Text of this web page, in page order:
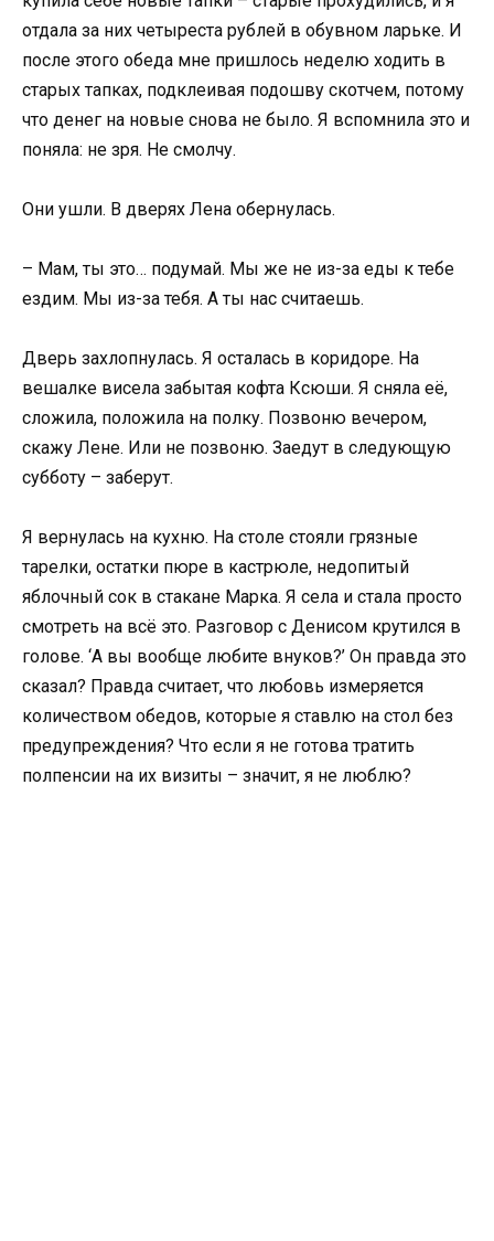
отдала за них четыреста рублей в обувном ларьке. И
после этого обеда мне пришлось неделю ходить в
старых тапках, подклеивая подошву скотчем, потому
что денег на новые снова не было. Я вспомнила это и
поняла: не зря. Не смолчу.
Они ушли. В дверях Лена обернулась.
– Мам, ты это… подумай. Мы же не из-за еды к тебе
ездим. Мы из-за тебя. А ты нас считаешь.
Дверь захлопнулась. Я осталась в коридоре. На
вешалке висела забытая кофта Ксюши. Я сняла её,
сложила, положила на полку. Позвоню вечером,
скажу Лене. Или не позвоню. Заедут в следующую
субботу – заберут.
Я вернулась на кухню. На столе стояли грязные
тарелки, остатки пюре в кастрюле, недопитый
яблочный сок в стакане Марка. Я села и стала просто
смотреть на всё это. Разговор с Денисом крутился в
голове. ‘А вы вообще любите внуков?’ Он правда это
сказал? Правда считает, что любовь измеряется
количеством обедов, которые я ставлю на стол без
предупреждения? Что если я не готова тратить
полпенсии на их визиты – значит, я не люблю?